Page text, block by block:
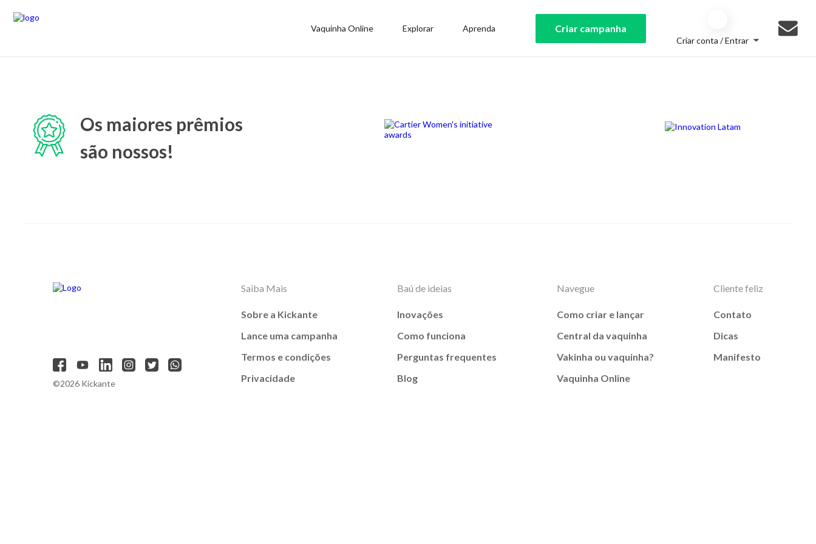
Vaquinha Online Explorar Aprenda Criar campanha
Criar conta / Entrar
Os maiores prêmios
são nossos!
©2026 Kickante
Saiba Mais
Sobre a Kickante
Lance uma campanha
Termos e condições
Privacidade
Baú de ideias
Inovações
Como funciona
Perguntas frequentes
Blog
Navegue
Como criar e lançar
Central da vaquinha
Vakinha ou vaquinha?
Vaquinha Online
Cliente feliz
Contato
Dicas
Manifesto